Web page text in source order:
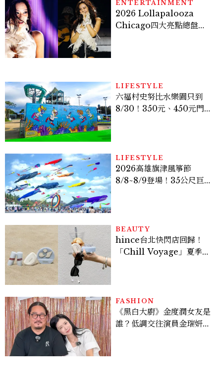
ENTERTAINMENT
2026 Lollapalooza
Chicago四大亮點總盤
LIFESTYLE
六福村史努比水樂園只到
8/30！350元、450元門票
LIFESTYLE
2026高雄旗津風箏節
8/8~8/9登場！35公尺巨大
BEAUTY
hince台北快閃店回歸！
「Chill Voyage」夏季限
FASHION
《黑白大廚》金度潤女友是
誰？低調交往演員金瑞妍、